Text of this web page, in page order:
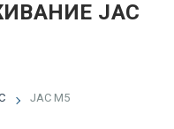
JAC
JAC M5